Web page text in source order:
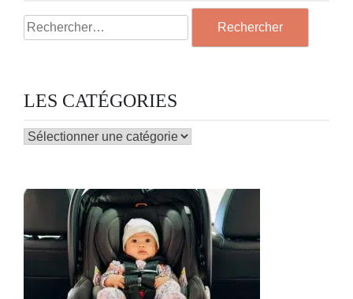
Rechercher :
LES CATÉGORIES
LES